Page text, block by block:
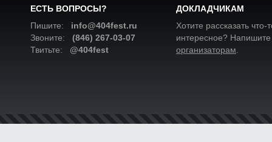
ЕСТЬ ВОПРОСЫ?
Пишите: info@404fest.ru
Звоните: (846) 267-03-07
Твитьте: @404fest
ДОКЛАДЧИКАМ
Хотите рассказать что-
интересное?
организаторам